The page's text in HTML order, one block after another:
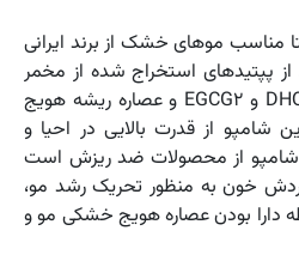
مناسب موهای خشک از برند ایرانی
پپتیدهای استخراج شده از مخمر
پیکیامینوتا، پلی فنول‌های DHQG و EGCG۲ و عصاره ریشه هویج
شامپو از قدرت بالایی در احیا و
شامپو از محصولات ضد ریزش است
خون به منظور تحریک رشد مو،
دارا بودن عصاره هویج خشکی مو و